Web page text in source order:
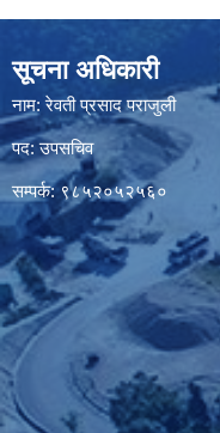
सूचना अधिकारी
नाम: रेवती प्रसाद पराजुली
पद: उपसचिव
सम्पर्क: ९८५२०५२५६०